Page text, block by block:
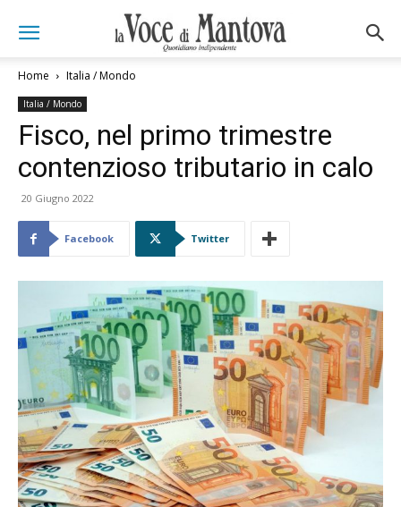
Home Italia / Mondo
Italia / Mondo
Fisco, nel primo trimestre
contenzioso tributario in calo
20 Giugno 2022
Facebook Twitter